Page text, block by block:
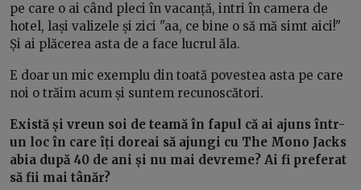
pe care o ai când pleci în vacanță, intri în camera de
hotel, lași valizele și zici "aa, ce bine o să mă simt aici!"
Și ai plăcerea asta de a face lucrul ăla.
E doar un mic exemplu din toată povestea asta pe care
noi o trăim acum și suntem recunoscători.
Există și vreun soi de teamă în fapul că ai ajuns într-
un loc în care îți doreai să ajungi cu The Mono Jacks
abia după 40 de ani și nu mai devreme? Ai fi preferat
să fii mai tânăr?